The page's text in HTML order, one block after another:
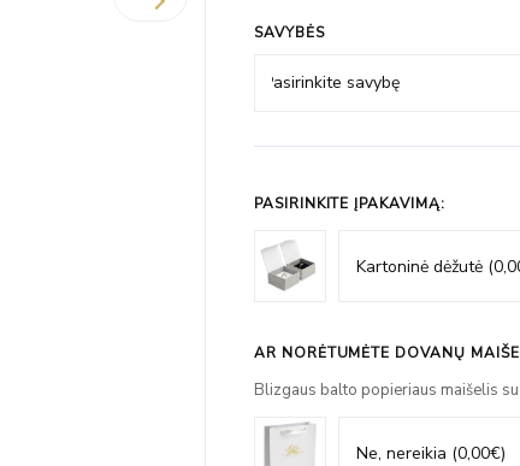
SAVYBĖS
PASIRINKITE ĮPAKAVIMĄ:
AR NORĖTUMĖTE DOVANŲ
Blizgaus balto popieriaus maišelis